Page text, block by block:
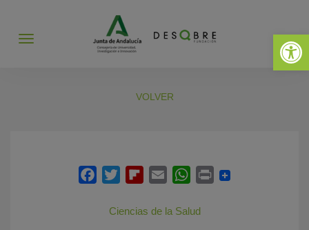
Abrir
Abrir
VOLVER
Ciencias de la Salud